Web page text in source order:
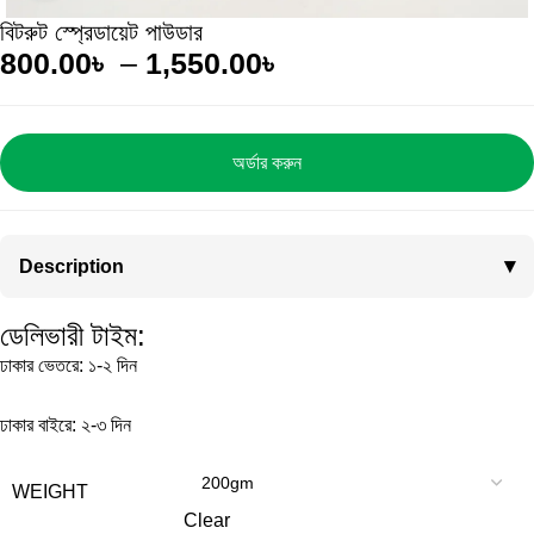
বিটরুট স্প্রেডায়েট পাউডার
800.00৳ – 1,550.00৳
অর্ডার করুন
Description
ডেলিভারী টাইম:
ঢাকার ভেতরে: ১-২ দিন
ঢাকার বাইরে: ২-৩ দিন
WEIGHT
Clear